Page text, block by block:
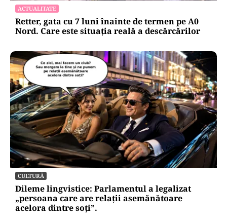
ACTUALITATE
Retter, gata cu 7 luni înainte de termen pe A0
Nord. Care este situația reală a descărcărilor
CULTURĂ
Dileme lingvistice: Parlamentul a legalizat
„persoana care are relații asemănătoare
acelora dintre soți”.